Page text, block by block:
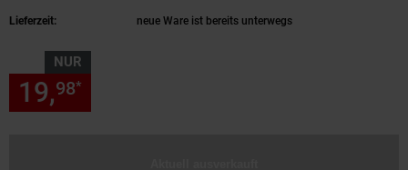
Lieferzeit: neue Ware ist bereits unterwegs
NUR
19,98*